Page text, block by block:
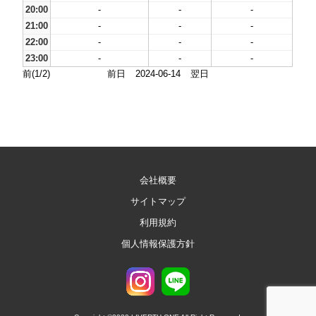
20:00
- -
-
21:00
- -
-
22:00
- -
-
23:00
- -
-
前(1/2)
前日 2024-06-14 翌日
会社概要
サイトマップ
利用規約
個人情報保護方針